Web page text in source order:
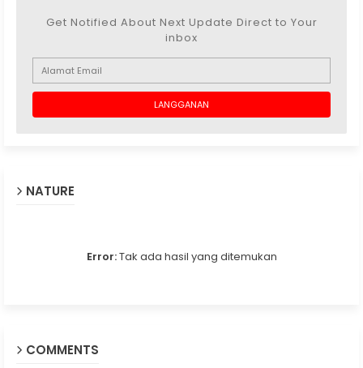
Get Notified About Next Update Direct to Your
inbox
NATURE
Error:Tak ada hasil yang ditemukan
COMMENTS